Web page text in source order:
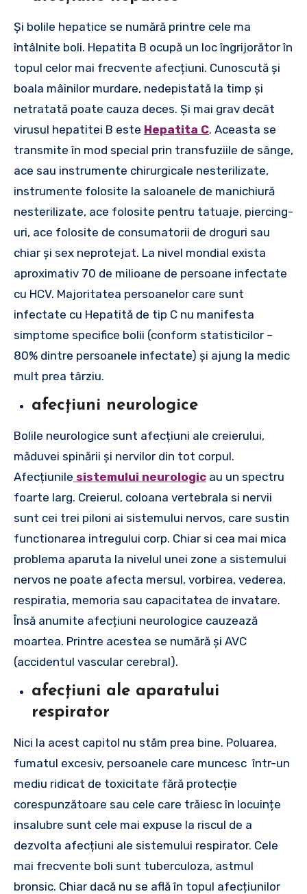
Și bolile hepatice se numără printre cele ma
întâlnite boli. Hepatita B ocupă un loc îngrijorător în
topul celor mai frecvente afecțiuni. Cunoscută și
boala mâinilor murdare, nedepistată la timp și
netratată poate cauza deces. Și mai grav decât
virusul hepatitei B este Hepatita C. Aceasta se
transmite în mod special prin transfuziile de sânge,
ace sau instrumente chirurgicale nesterilizate,
instrumente folosite la saloanele de manichiură
nesterilizate, ace folosite pentru tatuaje, piercing-
uri, ace folosite de consumatorii de droguri sau
chiar și sex neprotejat. La nivel mondial exista
aproximativ 70 de milioane de persoane infectate
cu HCV. Majoritatea persoanelor care sunt
infectate cu Hepatită de tip C nu manifesta
simptome specifice bolii (conform statisticilor –
80% dintre persoanele infectate) și ajung la medic
mult prea târziu.
afecțiuni neurologice
Bolile neurologice sunt afecțiuni ale creierului,
măduvei spinării și nervilor din tot corpul.
Afecțiunile sistemului neurologic au un spectru
foarte larg. Creierul, coloana vertebrala si nervii
sunt cei trei piloni ai sistemului nervos, care sustin
functionarea intregului corp. Chiar si cea mai mica
problema aparuta la nivelul unei zone a sistemului
nervos ne poate afecta mersul, vorbirea, vederea,
respiratia, memoria sau capacitatea de invatare.
Însă anumite afecțiuni neurologice cauzează
moartea. Printre acestea se numără și AVC
(accidentul vascular cerebral).
afecțiuni ale aparatului
respirator
Nici la acest capitol nu stăm prea bine. Poluarea,
fumatul excesiv, persoanele care muncesc într-un
mediu ridicat de toxicitate fără protecție
corespunzătoare sau cele care trăiesc în locuințe
insalubre sunt cele mai expuse la riscul de a
dezvolta afecțiuni ale sistemului respirator. Cele
mai frecvente boli sunt tuberculoza, astmul
bronsic. Chiar dacă nu se află în topul afecțiunilor